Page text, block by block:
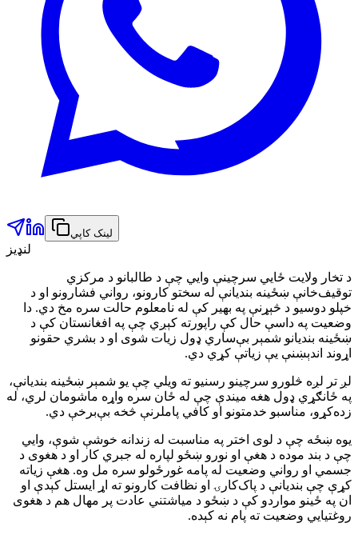
لینک کاپي
لنډیز
د تخار ولایت ځايي سرچینې وایي چې د طالبانو د مرکزي
توقیف‌خانې ښځینه بندیانې له سختو کارونو، رواني فشارونو او د
خپلو دوسیو د څېړنې په بهیر کې له نامعلوم حالت سره مخ دي. دا
وضعیت په داسې حال کې راپورته کېږي چې په افغانستان کې د
ښځینه بندیانو شمېر بې‌ساري ډول زیات شوی او د بشري حقونو
اړوند اندېښنې یې زیاتې کړي دي.
لږ تر لږه څلورو سرچینو رسنیو ته ویلي چې یو شمېر ښځینه بندیانې،
په ځانګړي ډول هغه میندې چې له ځان سره واړه ماشومان لري، له
زده‌کړو، مناسبو خدمتونو او کافي پاملرنې څخه بې‌برخې دي.
یوه ښځه چې د لوی اختر په مناسبت له زندانه خوشې شوې، وایي
چې د بند موده د هغې او نورو ښځو لپاره له جبري کار او د هغوی د
جسمي او رواني وضعیت له پامه غورځولو سره مل وه. هغې زیاته
کړې چې بندیانې د پاک‌کارۍ او نظافت کارونو ته اړ ایستل کېدې او
ان په ځینو مواردو کې د ښځو د میاشتني عادت پر مهال هم د هغوی
روغتیايي وضعیت ته پام نه کېده.